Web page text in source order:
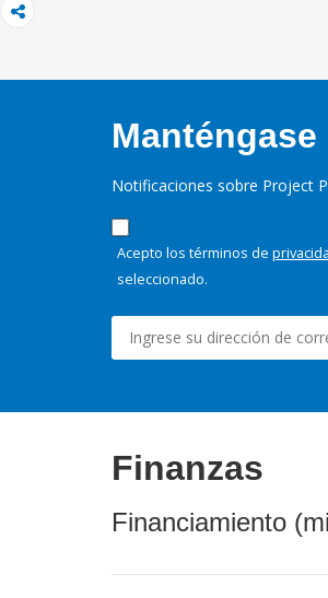
Notificaciones sobre Project
Acepto los términos de
seleccionado.
Finanzas
Financiamiento